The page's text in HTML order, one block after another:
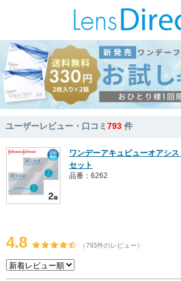
ユーザーレビュー・口コミ793 件
ワンデーアキュビューオアシ
セット
品番：6262
4.8 （793件のレビュー）